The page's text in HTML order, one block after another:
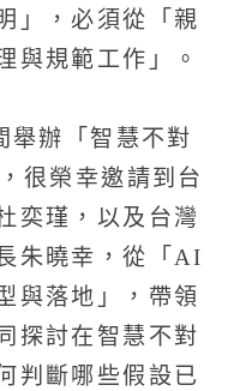
」，必須從「親
與規範工作」。
舉辦「智慧不對
很榮幸邀請到台
奕瑾，以及台灣
朱曉幸，從「AI
與落地」，帶領
探討在智慧不對
判斷哪些假設已